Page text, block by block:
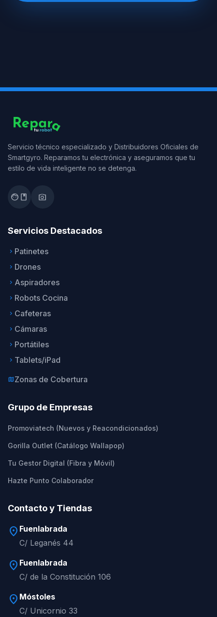
Servicio técnico especializado y Distribuidores Oficiales de
Smartgyro. Reparamos tu electrónica y aseguramos que tu
estilo de vida inteligente no se detenga.
facebook photo_camera
Servicios Destacados
keyboard_arrow_right Patinetes
keyboard_arrow_right Drones
keyboard_arrow_right Aspiradores
keyboard_arrow_right Robots Cocina
keyboard_arrow_right Cafeteras
keyboard_arrow_right Cámaras
keyboard_arrow_right Portátiles
keyboard_arrow_right Tablets/iPad
mapZonas de Cobertura
Grupo de Empresas
Promoviatech (Nuevos y Reacondicionados)
Gorilla Outlet (Catálogo Wallapop)
Tu Gestor Digital (Fibra y Móvil)
Hazte Punto Colaborador
Contacto y Tiendas
location_on Fuenlabrada
C/ Leganés 44
location_on Fuenlabrada
C/ de la Constitución 106
location_on Móstoles
C/ Unicornio 33